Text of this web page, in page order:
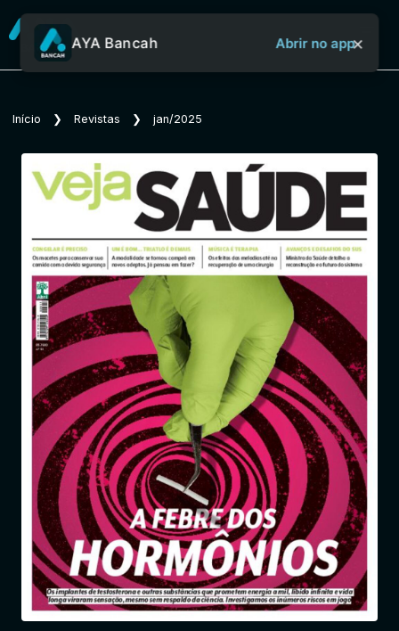
Sobre o Aya Bancah
Revistas
Notícias
Entrar
AYA Bancah Abrir no app×
Início ❯ Revistas ❯ jan/2025